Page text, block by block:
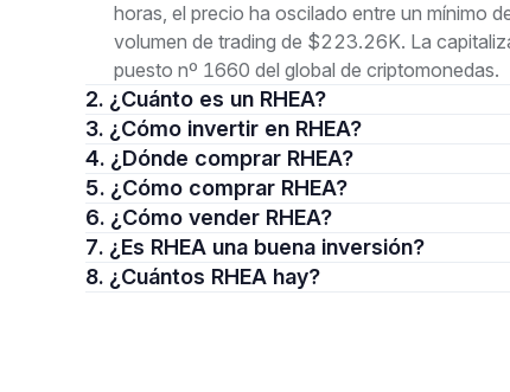
horas, el precio ha oscilado entre un
volumen de trading de $223.26K. La
puesto nº 1660 del global de criptomonedas.
2. ¿Cuánto es un RHEA?
3. ¿Cómo invertir en RHEA?
4. ¿Dónde comprar RHEA?
5. ¿Cómo comprar RHEA?
6. ¿Cómo vender RHEA?
7. ¿Es RHEA una buena inversión?
8. ¿Cuántos RHEA hay?